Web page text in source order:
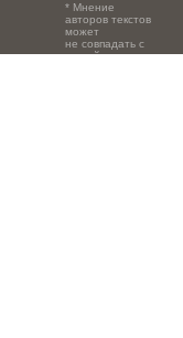
* Мнение
авторов текстов
может
не совпадать с
точкой зрения